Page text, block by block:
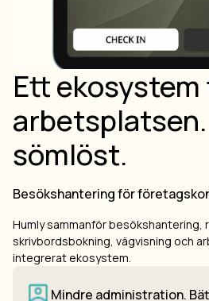
Ett ekosystem
sömlöst.
Besökshantering för
Humly sammanför besökshantering,
skrivbordsbokning, vägvisning och
integrerat ekosystem.
Mindre administration.